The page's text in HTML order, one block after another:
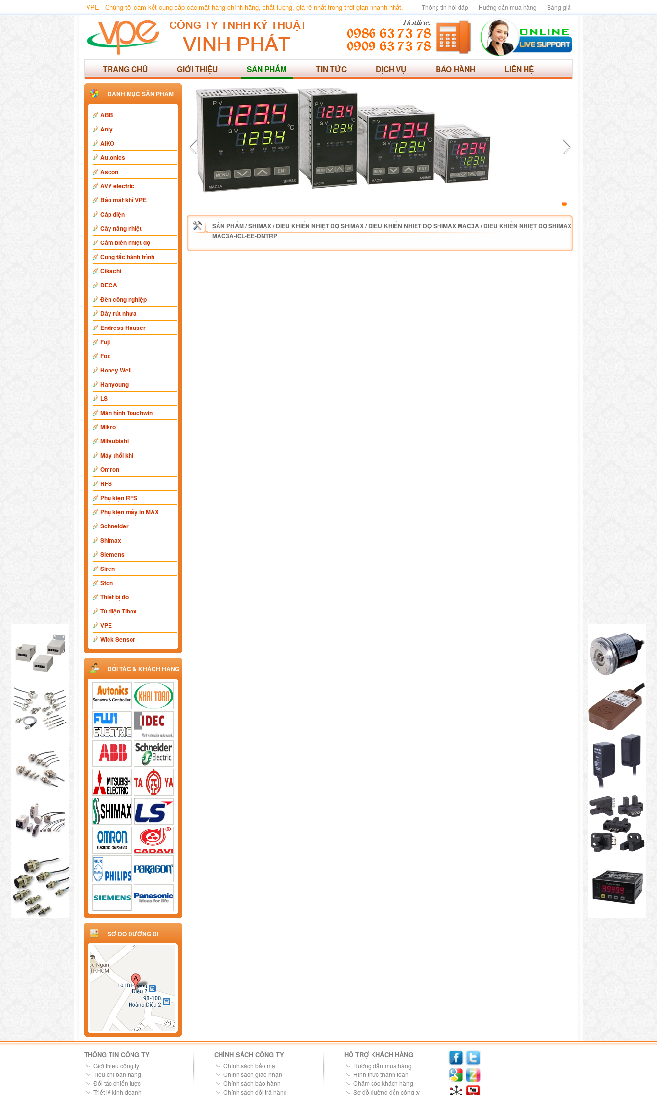
VPE - Chúng tôi cam kết cung cấp các mặt hàng chính hãng, chất lượng, giá rẻ nhất trong thời gian nhanh nhất. Bảng giá
Hướng dẫn mua hàng
Thông tin hỏi đáp
TRANG CHỦ GIỚI THIỆU SẢN PHẨM TIN TỨC DỊCH VỤ BẢO HÀNH LIÊN HỆ
DANH MỤC SẢN PHẨM
ABB
Anly
AIKO
Autonics
Ascon
AVY electric
Báo mất khí VPE
Cáp điện
Cây nâng nhiệt
Cảm biến nhiệt độ
Công tắc hành trình
Cikachi
DECA
Đèn công nghiệp
Dây rút nhựa
Endress Hauser
Fuji
Fox
Honey Well
Hanyoung
LS
Màn hình Touchwin
Mikro
Mitsubishi
Máy thổi khí
Omron
RFS
Phụ kiện RFS
Phụ kiện máy in MAX
Schneider
Shimax
Siemens
Siren
Ston
Thiết bị đo
Tủ điện Tibox
VPE
Wick Sensor
ĐỐI TÁC & KHÁCH HÀNG
SƠ ĐỒ ĐƯỜNG ĐI
SẢN PHẨM/SHIMAX/ĐIỀU KHIỂN NHIỆT ĐỘ SHIMAX/ĐIỀU KHIỂN NHIỆT ĐỘ SHIMAX MAC3A/ĐIỀU KHIỂN NHIỆT ĐỘ SHIMAX
MAC3A-ICL-EE-DNTRP
THÔNG TIN CÔNG TY
Giới thiệu công ty
Tiêu chí bán hàng
Đối tác chiến lược
Triết lý kinh doanh
CHÍNH SÁCH CÔNG TY
Chính sách bảo mật
Chính sách giao nhận
Chính sách bảo hành
Chính sách đổi trả hàng
HỖ TRỢ KHÁCH HÀNG
Hướng dẫn mua hàng
Hình thức thanh toán
Chăm sóc khách hàng
Sơ đồ đường đến công ty